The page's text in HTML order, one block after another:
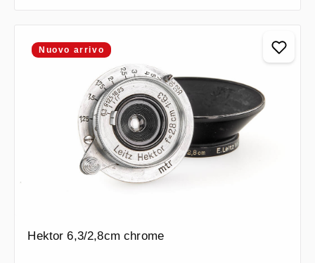
Nuovo arrivo
Hektor 6,3/2,8cm chrome